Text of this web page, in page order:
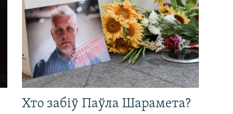
Хто забіў Паўла Шарамета?